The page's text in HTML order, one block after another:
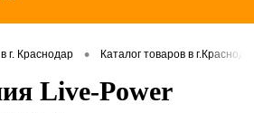
г. Краснодар • Каталог товаров в
Live-Power